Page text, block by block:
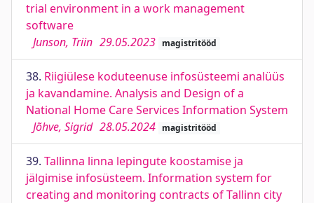
trial environment in a work management
software
Junson, Triin 29.05.2023 magistritööd
38. Riigiülese koduteenuse infosüsteemi analüüs
ja kavandamine. Analysis and Design of a
National Home Care Services Information System
Jõhve, Sigrid 28.05.2024 magistritööd
39. Tallinna linna lepingute koostamise ja
jälgimise infosüsteem. Information system for
creating and monitoring contracts of Tallinn city